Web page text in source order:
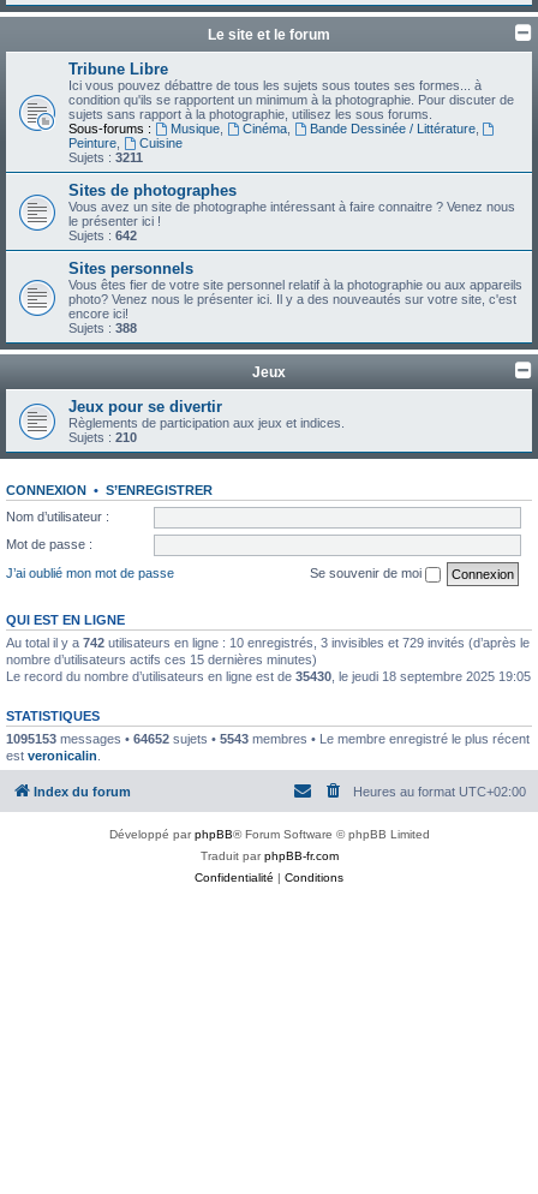
Le site et le forum
Tribune Libre
Ici vous pouvez débattre de tous les sujets sous toutes ses formes... à
condition qu'ils se rapportent un minimum à la photographie. Pour discuter de
sujets sans rapport à la photographie, utilisez les sous forums.
Sous-forums :
Musique, Cinéma, Bande Dessinée / Littérature,
Peinture
Cuisine
Sujets : 3211
Sites de photographes
Vous avez un site de photographe intéressant à faire connaitre ? Venez nous
le présenter ici !
Sujets : 642
Sites personnels
Vous êtes fier de votre site personnel relatif à la photographie ou aux appareils
photo? Venez nous le présenter ici. Il y a des nouveautés sur votre site, c'est
encore ici!
Sujets : 388
Jeux
Jeux pour se divertir
Règlements de participation aux jeux et indices.
Sujets : 210
CONNEXION • S’ENREGISTRER
Nom d’utilisateur :
Mot de passe :
J’ai oublié mon mot de passe
Se souvenir de moi
QUI EST EN LIGNE
Au total il y a 742 utilisateurs en ligne : 10 enregistrés, 3 invisibles et 729 invités (d’après le
nombre d’utilisateurs actifs ces 15 dernières minutes)
Le record du nombre d’utilisateurs en ligne est de 35430 , le jeudi 18 septembre 2025 19:05
STATISTIQUES
1095153 messages • 64652 sujets • 5543 membres • Le membre enregistré le plus récent
est veronicalin
Index du forum Heures au format UTC+02:00
Développé parphpBB® Forum Software © phpBB Limited
Traduit parphpBB-fr.com
Confidentialité | Conditions